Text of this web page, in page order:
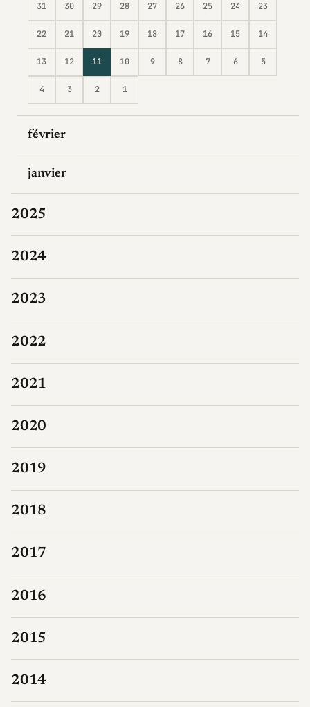
31 30 29 28 27 26 25 24 23
22 21 20 19 18 17 16 15 14
13 12 11 10 9 8 7 6 5
4 3 2 1
février
janvier
2025
2024
2023
2022
2021
2020
2019
2018
2017
2016
2015
2014